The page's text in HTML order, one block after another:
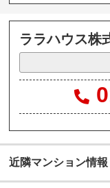
ララハウス株
近隣マンション情報